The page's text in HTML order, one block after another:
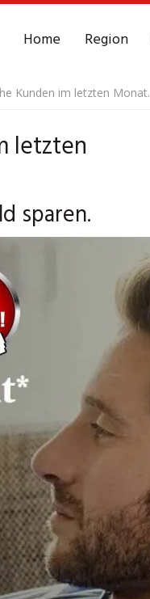
Home Region
Kunden im letzten Monat.
letzten
sparen.